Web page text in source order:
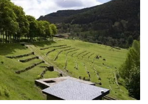
un incendio forestal en una